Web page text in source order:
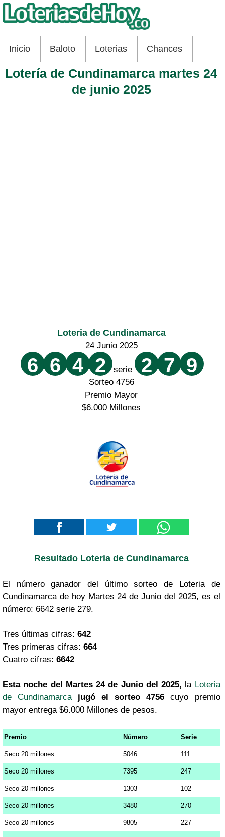
Inicio Baloto Loterias Chances
Lotería de Cundinamarca martes 24
de junio 2025
Loteria de Cundinamarca
24 Junio 2025
6 6 4 2 serie 2 7 9
Sorteo 4756
Premio Mayor
$6.000 Millones
Resultado Loteria de Cundinamarca
El número ganador del último sorteo de Loteria de
Cundinamarca de hoy Martes 24 de Junio del 2025, es el
número: 6642 serie 279.
Tres últimas cifras: 642
Tres primeras cifras: 664
Cuatro cifras: 6642
Esta noche del Martes 24 de Junio del 2025, la Loteria
de Cundinamarca
jugó el sorteo 4756 cuyo premio
mayor entrega $6.000 Millones de pesos.
Premio Número Serie
Seco 20 millones 5046 111
Seco 20 millones 7395 247
Seco 20 millones 1303 102
Seco 20 millones 3480 270
Seco 20 millones 9805 227